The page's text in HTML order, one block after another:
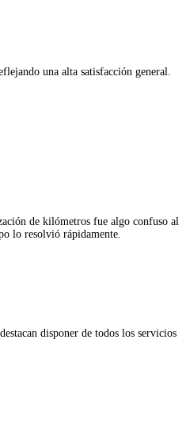
de kilómetros fue algo confuso al
lo resolvió rápidamente.
disponer de todos los servicios